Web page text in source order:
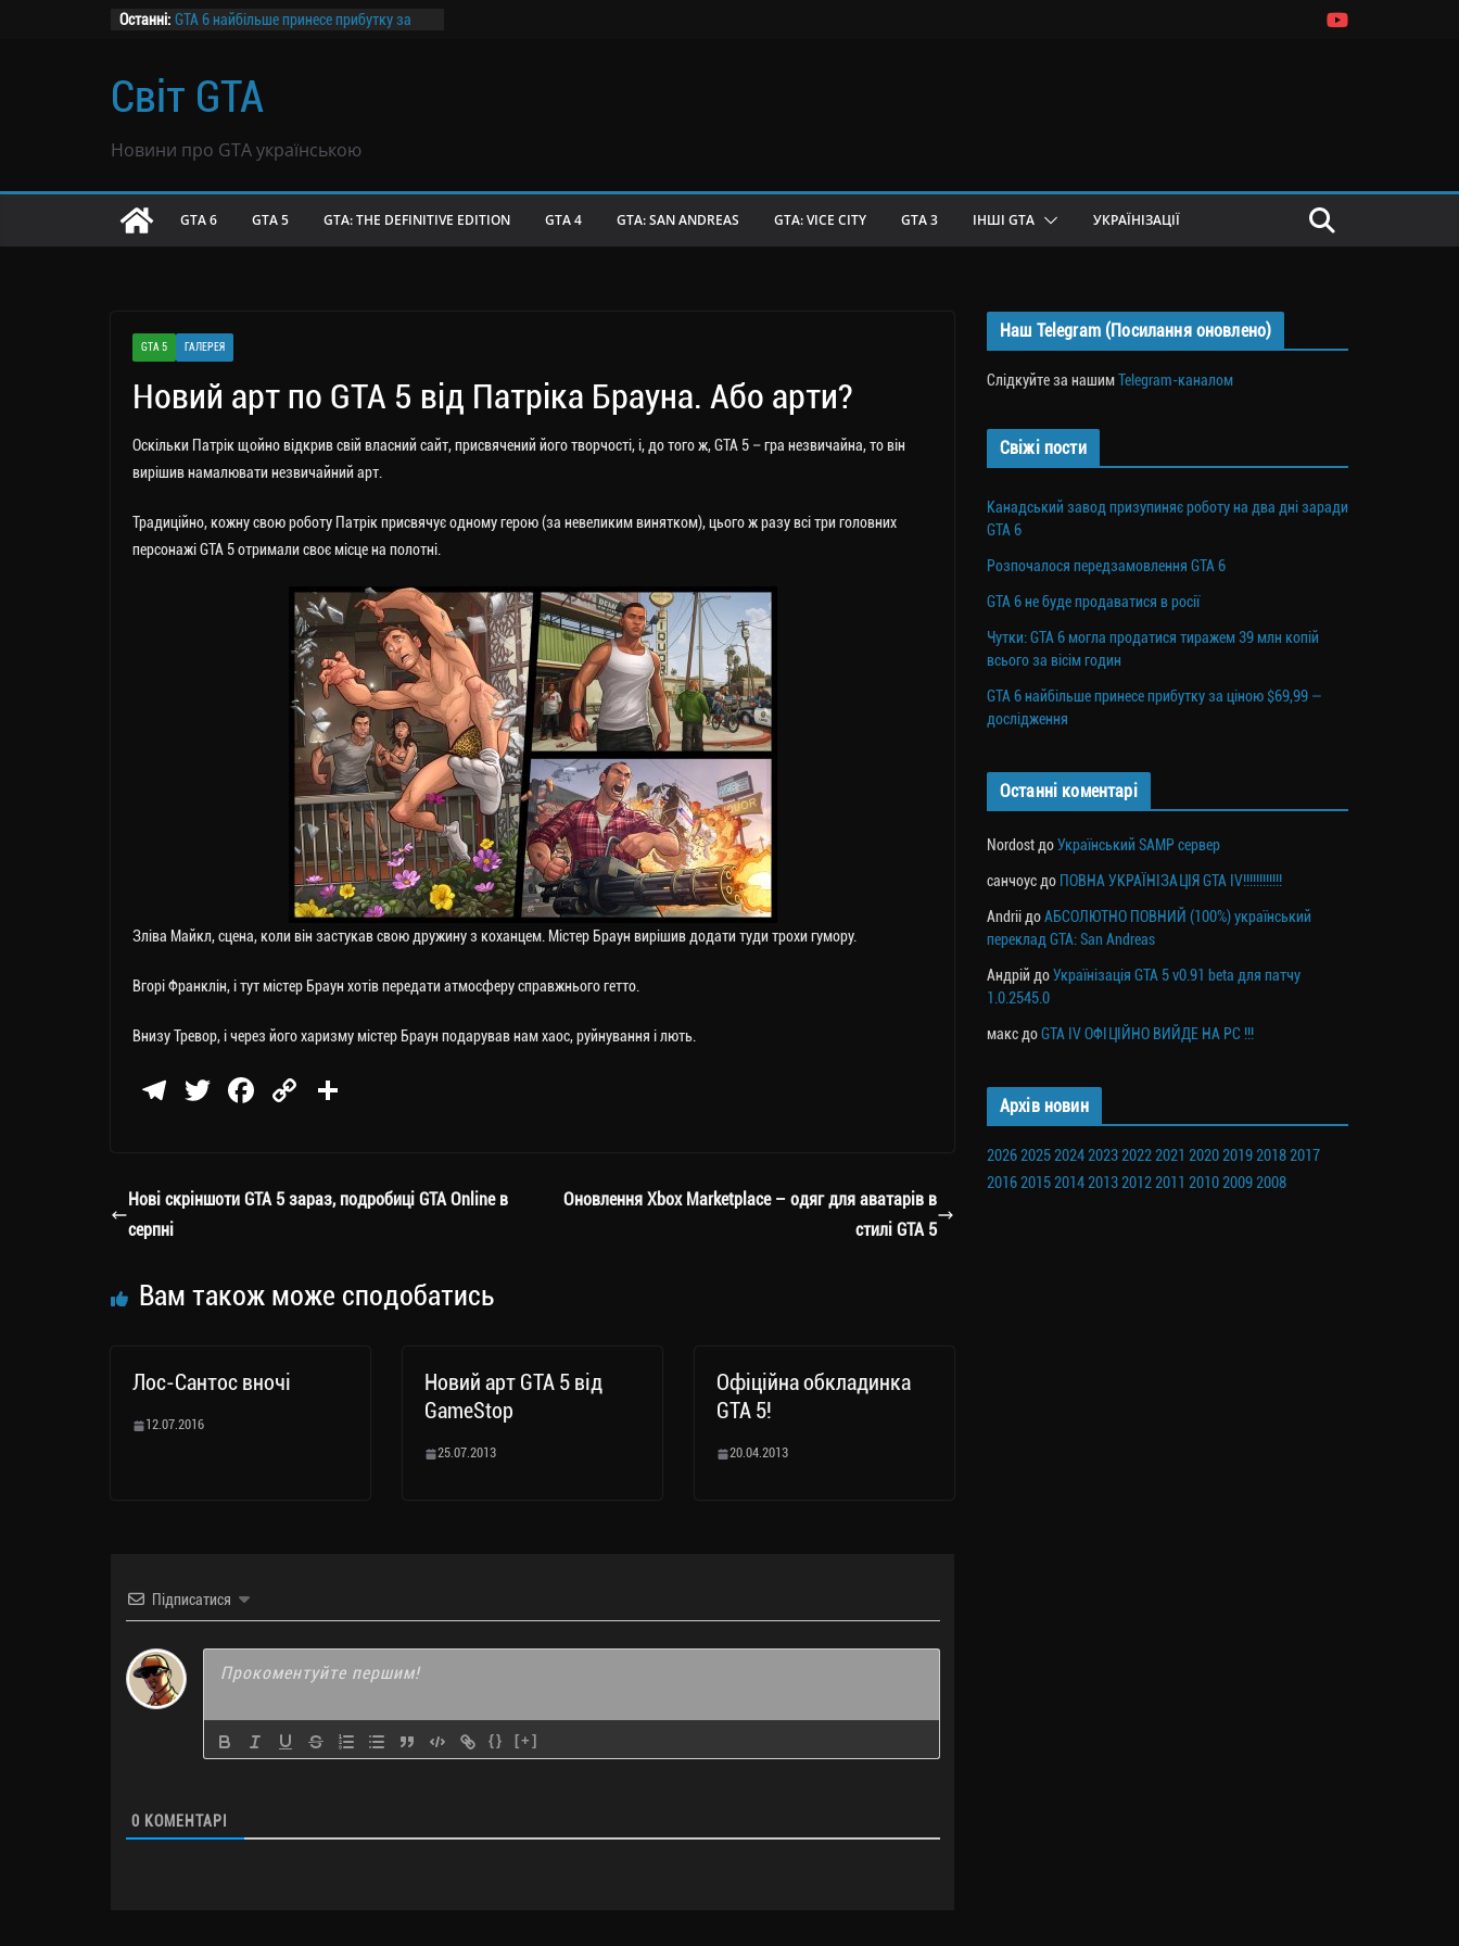
Останні: GTA 6 найбільше принесе прибутку за
на два дні заради GTA 6
Розпочалося передзамовлення GTA 6
Чутки: GTA 6 могла продатися тиражем
Світ GTA
Новини про GTA українською
GTA 6 GTA 5 GTA: THE DEFINITIVE EDITION GTA 4 GTA: SAN ANDREAS GTA: VICE CITY GTA 3 ІНШІ GTA УКРАЇНІЗАЦІЇ
GTA 5 ГАЛЕРЕЯ
Новий арт по GTA 5 від Патріка Брауна. Або арти?
Оскільки Патрік щойно відкрив свій власний сайт, присвячений його творчості, і, до того ж, GTA 5 – гра незвичайна, то він
вирішив намалювати незвичайний арт.
Традиційно, кожну свою роботу Патрік присвячує одному герою (за невеликим винятком), цього ж разу всі три головних
персонажі GTA 5 отримали своє місце на полотні.
Зліва Майкл, сцена, коли він застукав свою дружину з коханцем. Містер Браун вирішив додати туди трохи гумору.
Вгорі Франклін, і тут містер Браун хотів передати атмосферу справжнього гетто.
Внизу Тревор, і через його харизму містер Браун подарував нам хаос, руйнування і лють.
Te
a
m
T
er
Fa
ok
C
Li ли
Нові скріншоти GTA 5 зараз, подробиці GTA Online в
серпні
Оновлення Xbox Marketplace – одяг для аватарів в
стилі GTA 5
Вам також може сподобатись
Лос-Сантос вночі
12.07.2016
Новий арт GTA 5 від
GameStop
25.07.2013
Офіційна обкладинка
GTA 5!
20.04.2013
Підписатися
{} [+]
0 КОМЕНТАРІ
Наш Telegram (Посилання оновлено)
Слідкуйте за нашимTelegram-каналом
Свіжі пости
Канадський завод призупиняє роботу на два дні заради
GTA 6
Розпочалося передзамовлення GTA 6
GTA 6 не буде продаватися в росії
Чутки: GTA 6 могла продатися тиражем 39 млн копій
всього за вісім годин
GTA 6 найбільше принесе прибутку за ціною $69,99 —
дослідження
Останні коментарі
Nordost доУкраїнський SAMP сервер
санчоус до ПОВНА УКРАЇНІЗАЦІЯ GTA IV!!!!!!!!!!!!
Andrii доАБСОЛЮТНО ПОВНИЙ (100%) український
переклад GTA: San Andreas
Андрій доУкраїнізація GTA 5 v0.91 beta для патчу
1.0.2545.0
макс доGTA IV ОФІЦІЙНО ВИЙДЕ НА PC !!!
Архів новин
202620252024202320222021 2020201920182017
201620152014201320122011 201020092008